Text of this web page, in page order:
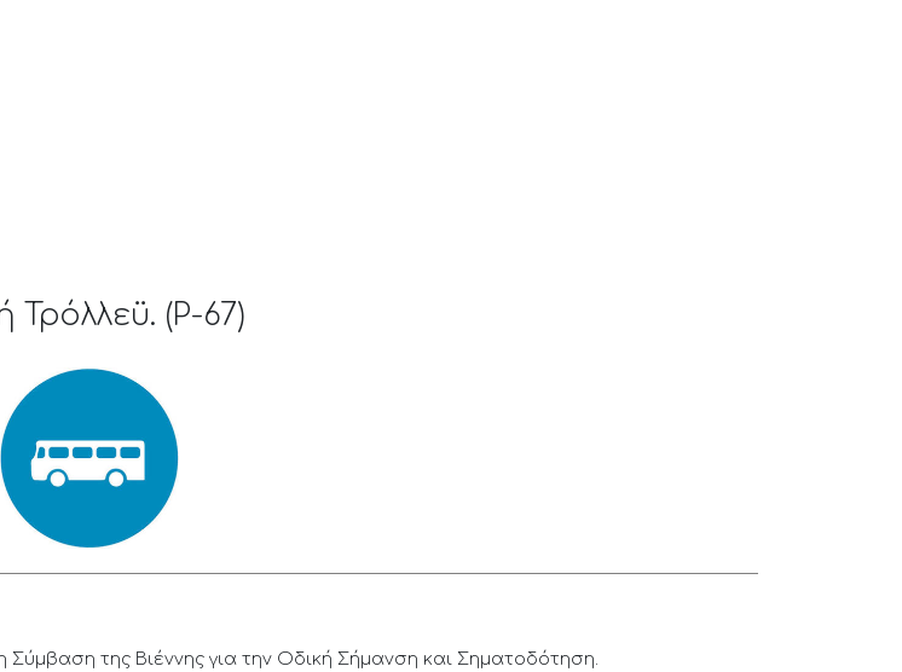
(P-67)
της Βιέννης για την Οδική Σήμανση και Σηματοδότηση.